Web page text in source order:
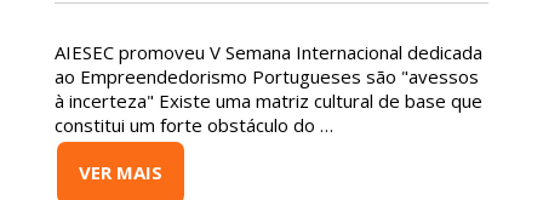
AIESEC promoveu V Semana Internacional dedicada
ao Empreendedorismo Portugueses são "avessos
à incerteza" Existe uma matriz cultural de base que
constitui um forte obstáculo do …
VER MAIS